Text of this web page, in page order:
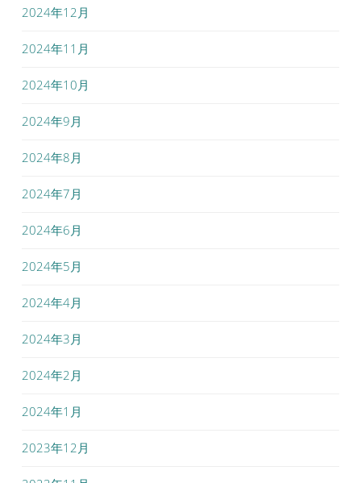
2024年12月
2024年11月
2024年10月
2024年9月
2024年8月
2024年7月
2024年6月
2024年5月
2024年4月
2024年3月
2024年2月
2024年1月
2023年12月